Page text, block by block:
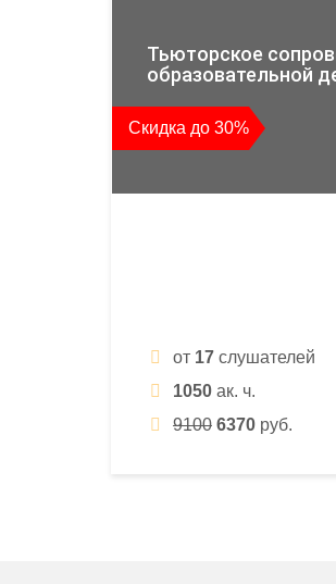
повышения
и
Тьюторское
образовательной
Скидка до 30%
от 17 слушателей
1050 ак. ч.
9100 6370 руб.